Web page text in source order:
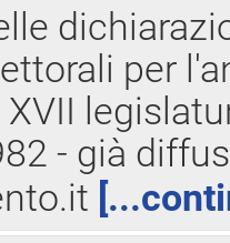
per
- già